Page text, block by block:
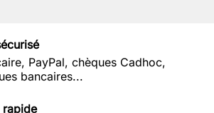
PayPal, chèques Cadhoc,
bancaires...
rapide